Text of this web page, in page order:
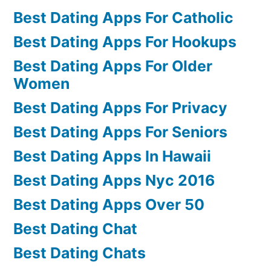
Best Dating Apps For Catholic
Best Dating Apps For Hookups
Best Dating Apps For Older
Women
Best Dating Apps For Privacy
Best Dating Apps For Seniors
Best Dating Apps In Hawaii
Best Dating Apps Nyc 2016
Best Dating Apps Over 50
Best Dating Chat
Best Dating Chats